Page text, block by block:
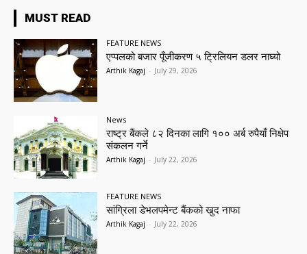
MUST READ
FEATURE NEWS
एप्पलको बजार पूँजीकरण ५ ट्रिलियन डलर नाघ्यो
Arthik Kagaj - July 29, 2026
News
राष्ट्र बैंकले ८२ दिनका लागि १०० अर्ब रुपैयाँ निक्षेप
संकलन गर्ने
Arthik Kagaj - July 22, 2026
FEATURE NEWS
सांग्रिला डेभलपमेन्ट बैंकको खुद नाफा
Arthik Kagaj - July 22, 2026